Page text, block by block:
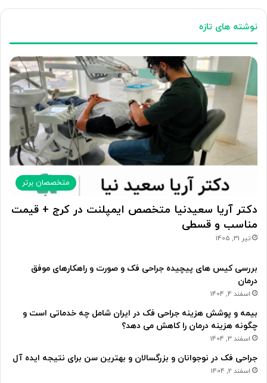
نوشته های تازه
متخصصان برتر
دکتر آریا سعیدنیا متخصص ایمپلنت در کرج + قیمت
مناسب و قسطی
تیر 31, 1405
بررسی کیس های پیچیده جراحی فک و صورت و راهکارهای موفق
درمان
اسفند 4, 1404
بیمه و پوشش هزینه جراحی فک در ایران شامل چه خدماتی است و
چگونه هزینه درمان را کاهش می دهد؟
اسفند 3, 1404
جراحی فک در نوجوانان و بزرگسالان و بهترین سن برای نتیجه ایده آل
اسفند 2, 1404